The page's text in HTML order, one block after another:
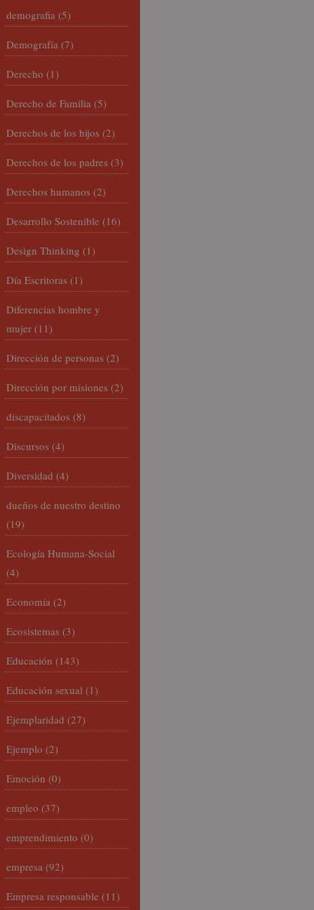
demografia (5)
Demografía (7)
Derecho (1)
Derecho de Familia (5)
Derechos de los hijos (2)
Derechos de los padres (3)
Derechos humanos (2)
Desarrollo Sostenible (16)
Design Thinking (1)
Día Escritoras (1)
Diferencias hombre y
mujer (11)
Dirección de personas (2)
Dirección por misiones (2)
discapacitados (8)
Discursos (4)
Diversidad (4)
dueños de nuestro destino
(19)
Ecología Humana-Social
(4)
Economía (2)
Ecosistemas (3)
Educación (143)
Educación sexual (1)
Ejemplaridad (27)
Ejemplo (2)
Emoción (0)
empleo (37)
emprendimiento (0)
empresa (92)
Empresa responsable (11)